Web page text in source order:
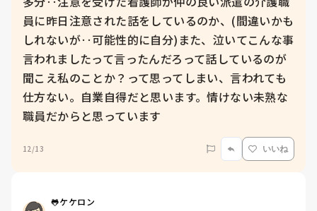
員に昨日注意された話をしているのか、(間違いかも
しれないが‥可能性的に自分)また、泣いてこんな事
言われましたって言ったんだろって話しているのが
聞こえ私のことか？って思ってしまい、言われても
仕方ない。自業自得だと思います。情けない未熟な
職員だからと思っています
12/13 いいね
🐸ケケロン